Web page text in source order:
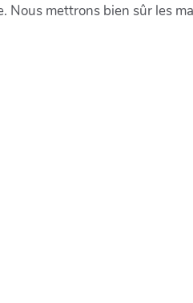
Nous mettrons bien sûr les